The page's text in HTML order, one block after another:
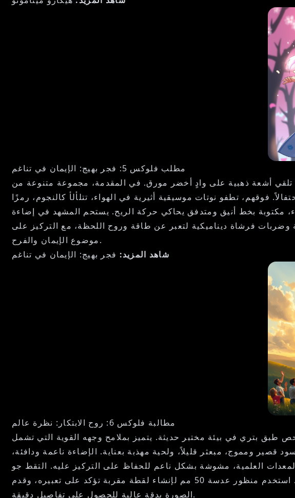
مطلب فلوكس 5: فجر بهيج: الإيمان في تناغم
أشعة ذهبية على وادٍ أخضر مورق. في المقدمة، مجموعة متنوعة من
فوقهم، تطفو نوتات موسيقية أثيرية في الهواء، تتلألأ كالنجوم، رمزًا
الرب قوتك. - 29 أكتوبر 2024" مدمجة فنيًا في السماء، مكتوبة بخط أنيق ومتدفق يحاكي حركة الريح. يستحم المشهد في إضاءة
وضربات فرشاة ديناميكية لتعبر عن طاقة وروح اللحظة، مع التركيز على
موضوع الإيمان والفرح.
شاهد المزيد: فجر بهيج: الإيمان في تناغم
مطالبة فلوكس 6: روح الابتكار: نظرة عالم
طبق بتري في بيئة مختبر حديثة. يتميز بملامح وجهه القوية التي تشمل
قصير ومموج، مبعثر قليلاً، ولحية مهذبة بعناية. الإضاءة ناعمة ودافئة،
العلمية، مشوشة بشكل ناعم للحفاظ على التركيز عليه. التقط جو
الابتكار والاكتشاف، على غرار أسلوب الواقعية المعاصرة، بألوان حيوية تثير شعورًا بالطاقة والأمل. استخدم منظور عدسة 50 مم لإنشاء لقطة مقربة تؤكد على تعبيره، وقدم
الصورة بدقة عالية للحصول على تفاصيل دقيقة.